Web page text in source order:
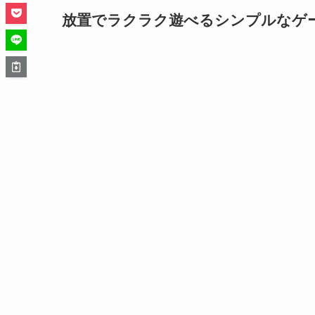
放置でラクラク遊べるシンプルなゲ